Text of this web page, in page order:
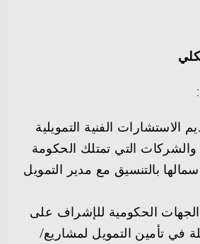
الاستشارات الفنية التمويلية
التي تمتلك الحكومة
بالتنسيق مع مدير التمويل
الحكومية للإشراف على
في تأمين التمويل لمشاريع/